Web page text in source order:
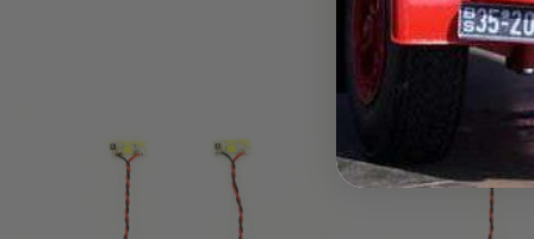
Art.Nr. 907506
Nicht für Kinder unter
Standlicht /
Stück weiße
Scheinwerfer -
farbige
von ca. 45cm,
rechte
orange LED's,